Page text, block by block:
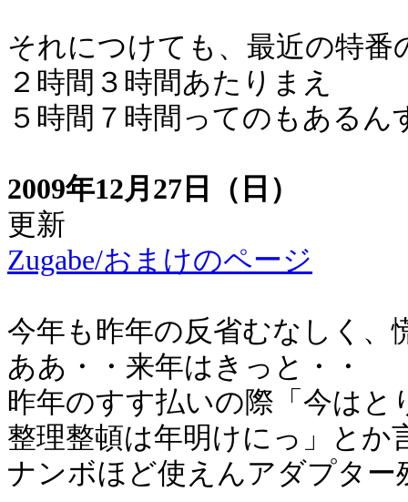
それにつけても、最近の特
２時間３時間あたりまえ
５時間７時間ってのもあるん
2009年12月27日（日）
更新
Zugabe/おまけのページ
今年も昨年の反省むなしく
ああ・・来年はきっと・・
昨年のすす払いの際「今は
整理整頓は年明けにっ」とか
ナンボほど使えんアダプタ